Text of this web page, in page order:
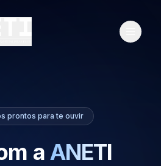
prontos para te ouvir
a ANETI